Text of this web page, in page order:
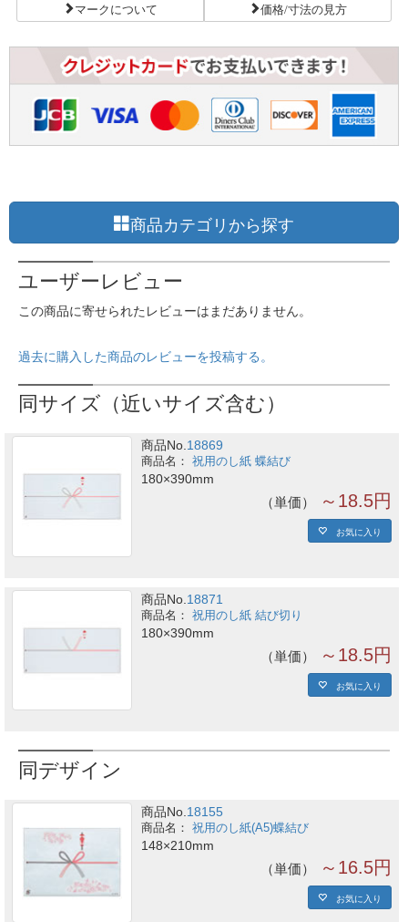
マークについて 価格/寸法の見方
商品カテゴリから探す
ユーザーレビュー
この商品に寄せられたレビューはまだありません。
過去に購入した商品のレビューを投稿する。
同サイズ（近いサイズ含む）
商品No.18869
祝用のし紙 蝶結び
180×390mm
単価 ～18.5円
お気に入り
商品No. 18871
祝用のし紙 結び切り
180×390mm
単価 ～18.5円
お気に入り
同デザイン
商品No. 18155
祝用のし紙(A5)蝶結び
148×210mm
単価 ～16.5円
お気に入り